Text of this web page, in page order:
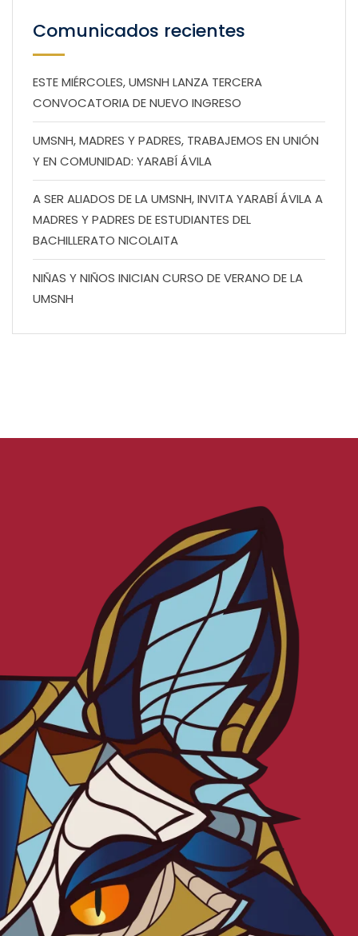
Comunicados recientes
ESTE MIÉRCOLES, UMSNH LANZA TERCERA
CONVOCATORIA DE NUEVO INGRESO
UMSNH, MADRES Y PADRES, TRABAJEMOS EN UNIÓN
Y EN COMUNIDAD: YARABÍ ÁVILA
A SER ALIADOS DE LA UMSNH, INVITA YARABÍ ÁVILA A
MADRES Y PADRES DE ESTUDIANTES DEL
BACHILLERATO NICOLAITA
NIÑAS Y NIÑOS INICIAN CURSO DE VERANO DE LA
UMSNH